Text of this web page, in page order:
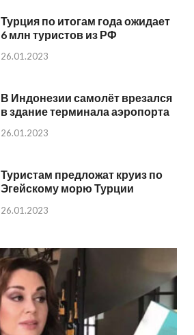
Турция по итогам года ожидает
6 млн туристов из РФ
26.01.2023
В Индонезии самолёт врезался
в здание терминала аэропорта
26.01.2023
Туристам предложат круиз по
Эгейскому морю Турции
26.01.2023